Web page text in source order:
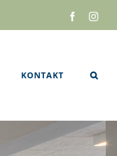
Facebook
KONTAKT